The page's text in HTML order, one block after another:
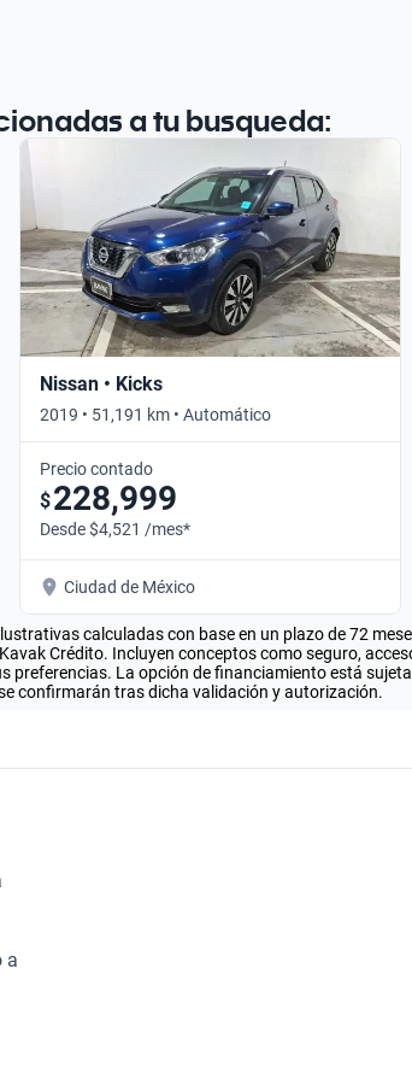
a tu busqueda:
Nissan • Kicks
2019 • 51,191 km • Automático
Precio contado
$228,999
Desde $4,521 /mes*
Ciudad de México
calculadas con base en un plazo de 72
Crédito. Incluyen conceptos como seguro,
preferencias. La opción de financiamiento está
confirmarán tras dicha validación y autorización.
a